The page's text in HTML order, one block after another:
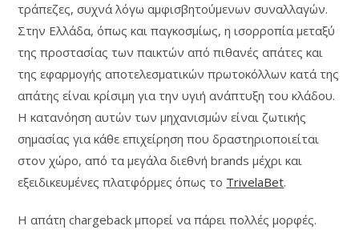
τράπεζες, συχνά λόγω αμφισβητούμενων συναλλαγών.
Στην Ελλάδα, όπως και παγκοσμίως, η ισορροπία μεταξύ
της προστασίας των παικτών από πιθανές απάτες και
της εφαρμογής αποτελεσματικών πρωτοκόλλων κατά της
απάτης είναι κρίσιμη για την υγιή ανάπτυξη του κλάδου.
Η κατανόηση αυτών των μηχανισμών είναι ζωτικής
σημασίας για κάθε επιχείρηση που δραστηριοποιείται
στον χώρο, από τα μεγάλα διεθνή brands μέχρι και
εξειδικευμένες πλατφόρμες όπως το TrivelaBet.
Η απάτη chargeback μπορεί να πάρει πολλές μορφές.